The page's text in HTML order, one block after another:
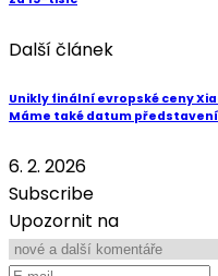
Další článek
Unikly finální evropské ceny
Máme také datum představení
6. 2. 2026
Subscribe
Upozornit na